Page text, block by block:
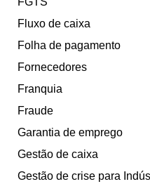
Fluxo de caixa
Folha de pagamento
Fornecedores
Franquia
Fraude
Garantia de emprego
Gestão de caixa
Gestão de crise para